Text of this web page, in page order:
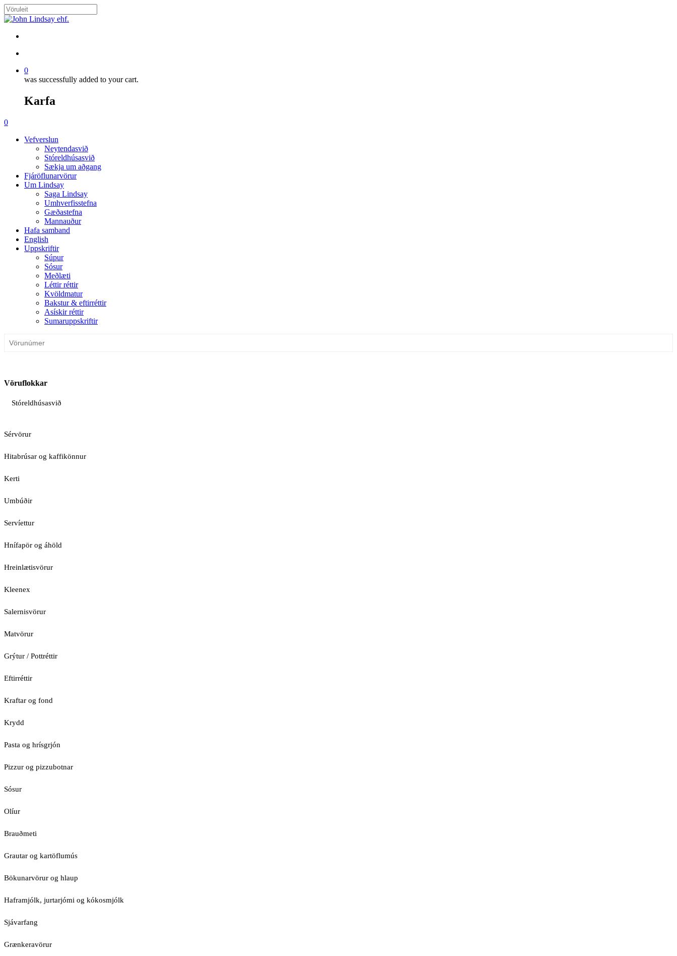
Skip
to
content
Close
0
was successfully added to your cart.
Karfa
Menu
search
account
0
Vefverslun
Neytendasvið
Stóreldhúsasvið
Sækja um aðgang
Fjáröflunarvörur
Um Lindsay
Saga Lindsay
Umhverfisstefna
Gæðastefna
Mannauður
Hafa samband
English
Uppskriftir
Súpur
Sósur
Meðlæti
Léttir réttir
Kvöldmatur
Bakstur & eftirréttir
Asískir réttir
Sumaruppskriftir
Vöruflokkar
Stóreldhúsasvið
Sérvörur
Hitabrúsar og kaffikönnur
Kerti
Umbúðir
Servíettur
Hnífapör og áhöld
Hreinlætisvörur
Kleenex
Salernisvörur
Matvörur
Grýtur / Pottréttir
Eftirréttir
Kraftar og fond
Krydd
Pasta og hrísgrjón
Pizzur og pizzubotnar
Sósur
Olíur
Brauðmeti
Grautar og kartöflumús
Bökunarvörur og hlaup
Haframjólk, jurtarjómi og kókosmjólk
Sjávarfang
Grænkeravörur